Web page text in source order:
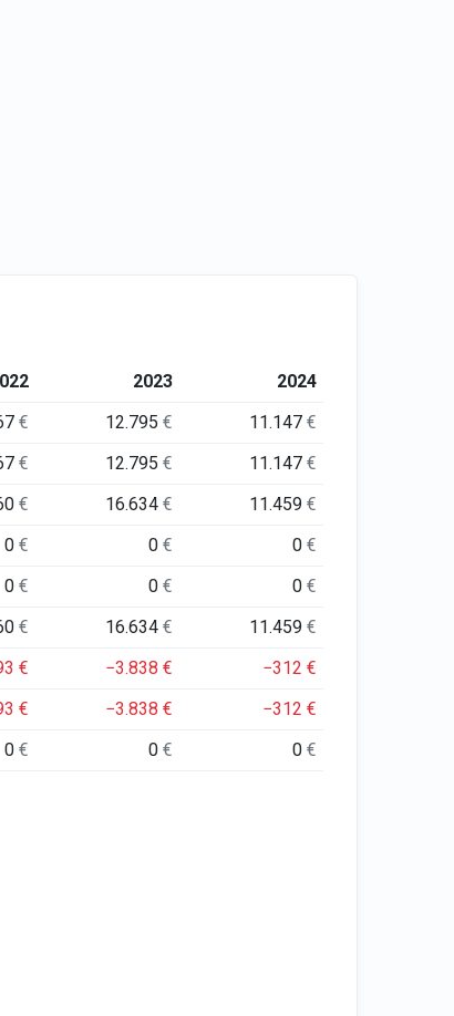
2023
2024
€ 12.795€ 11.147€
€ 12.795€ 11.147€
€ 16.634€ 11.459€
0€ 0€ 0€
0€ 0€ 0€
€ 16.634€ 11.459€
€ −3.838€ −312€
€ −3.838€ −312€
0€ 0€ 0€